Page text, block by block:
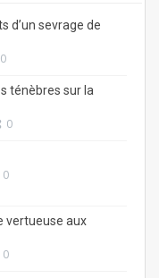
d’un sevrage de
0
ténèbres sur la
0
0
vertueuse aux
0